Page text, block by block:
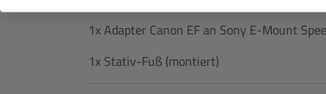
1x Adapter Canon EF an Sony E-Mount
1x Stativ-Fuß (montiert)